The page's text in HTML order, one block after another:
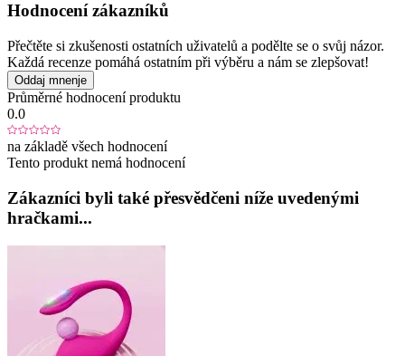
Hodnocení zákazníků
Přečtěte si zkušenosti ostatních uživatelů a podělte se o svůj názor.
Každá recenze pomáhá ostatním při výběru a nám se zlepšovat!
Oddaj mnenje
Průměrné hodnocení produktu
0.0
na základě všech hodnocení
Tento produkt nemá hodnocení
Zákazníci byli také přesvědčeni níže uvedenými
hračkami...